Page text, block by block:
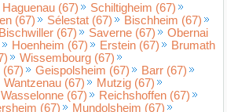
Haguenau (67)
Schiltigheim (67)
(67)
Sélestat (67)
Bischheim (67)
Bischwiller (67) Saverne (67)
Obernai
Hoenheim (67) Erstein (67)
Brumath
Wissembourg (67)
(67)
Geispolsheim (67)
Barr (67)
Wantzenau (67)
Mutzig (67)
Wasselonne (67)
Reichshoffen (67)
(67)
Mundolsheim (67)